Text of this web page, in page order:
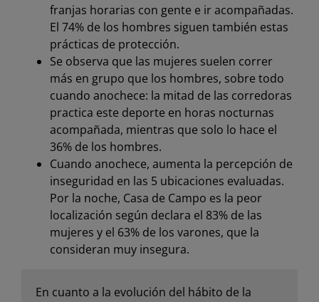
franjas horarias con gente e ir acompañadas.
El 74% de los hombres siguen también estas
prácticas de protección.
Se observa que las mujeres suelen correr
más en grupo que los hombres, sobre todo
cuando anochece: la mitad de las corredoras
practica este deporte en horas nocturnas
acompañada, mientras que solo lo hace el
36% de los hombres.
Cuando anochece, aumenta la percepción de
inseguridad en las 5 ubicaciones evaluadas.
Por la noche, Casa de Campo es la peor
localización según declara el 83% de las
mujeres y el 63% de los varones, que la
consideran muy insegura.
En cuanto a la evolución del hábito de la